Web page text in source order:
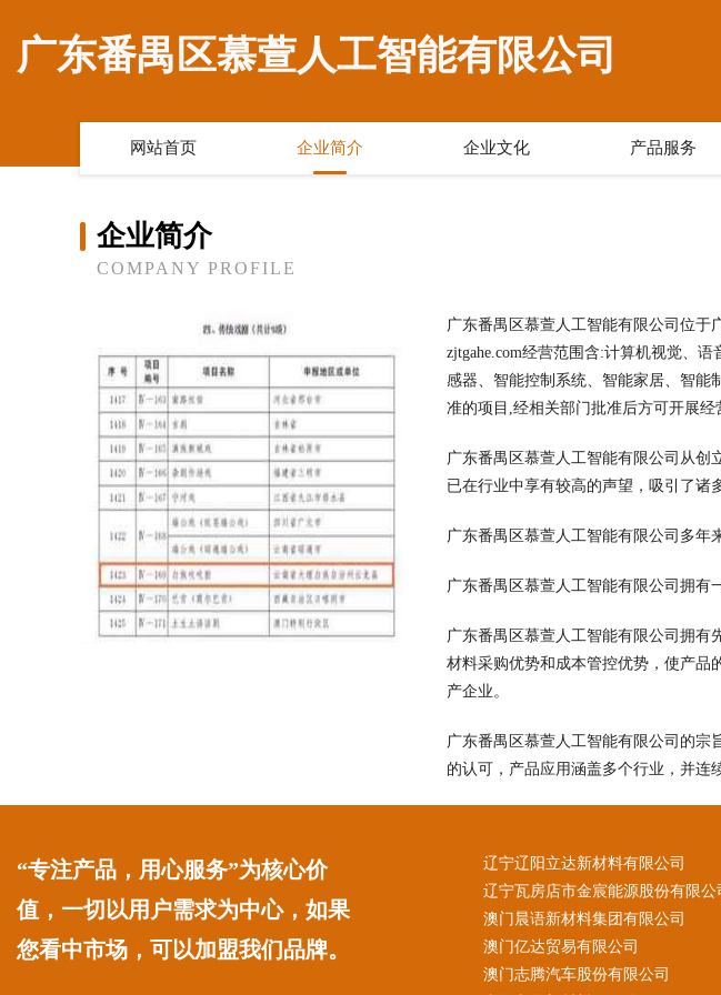
广东番禺区慕萱人工智能有限公司
网站首页 企业简介 企业文化 产品服务
企业简介
COMPANY PROFILE
广东番禺区慕萱人工智能有限公司位于
zjtgahe.com经营范围含:计算机视觉、
感器、智能控制系统、智能家居、智能
准的项目,经相关部门批准后方可开展经
广东番禺区慕萱人工智能有限公司从创
已在行业中享有较高的声望，吸引了诸
广东番禺区慕萱人工智能有限公司多年
广东番禺区慕萱人工智能有限公司拥有
广东番禺区慕萱人工智能有限公司拥有
材料采购优势和成本管控优势，使产品
产企业。
广东番禺区慕萱人工智能有限公司的宗
的认可，产品应用涵盖多个行业，并连
“专注产品，用心服务”为核心价
值，一切以用户需求为中心，如果
您看中市场，可以加盟我们品牌。
辽宁辽阳立达新材料有限公司
辽宁瓦房店市金宸能源股份有限公
澳门晨语新材料集团有限公司
澳门亿达贸易有限公司
澳门志腾汽车股份有限公司